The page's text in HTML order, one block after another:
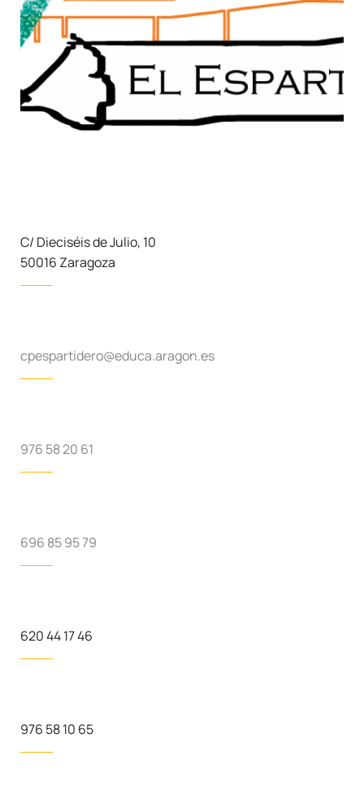
C/ Dieciséis de Julio, 10
50016 Zaragoza
cpespartidero@educa.aragon.es
976 58 20 61
696 85 95 79
620 44 17 46
976 58 10 65